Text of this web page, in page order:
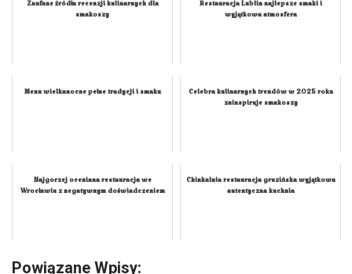
Zaufane źródła recenzji kulinarnych dla
smakoszy
Restauracja Lublin najlepsze smaki i
wyjątkowa atmosfera
Menu wielkanocne pełne tradycji i smaku
Celebra kulinarnych trendów w 2025 roku
zainspiruje smakoszy
Najgorzej oceniana restauracja we
Wrocławiu z negatywnym doświadczeniem
Chinkalnia restauracja gruzińska wyjątkowa
autentyczna kuchnia
Powiązane Wpisy: